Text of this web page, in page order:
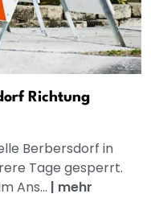
Richtung
Berbersdorf in
Tage gesperrt.
Ans... | mehr